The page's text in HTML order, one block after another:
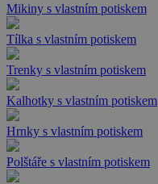
Mikiny s vlastním potiskem
Tílka s vlastním potiskem
Trenky s vlastním potiskem
Kalhotky s vlastním potiskem
Hrnky s vlastním potiskem
Polštáře s vlastním potiskem